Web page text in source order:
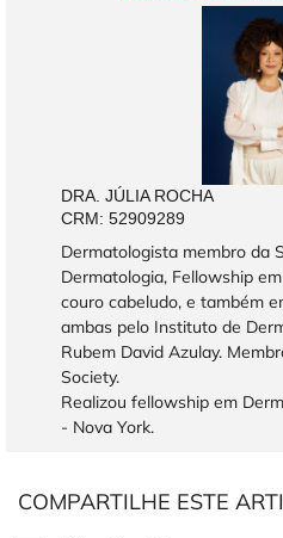
DRA. JÚLIA ROCHA
CRM: 52909289
Dermatologista membro da
Dermatologia, Fellowship
couro cabeludo, e também
ambas pelo Instituto de
Rubem David Azulay.
Society.
Realizou fellowship em
- Nova York.
COMPARTILHE ESTE